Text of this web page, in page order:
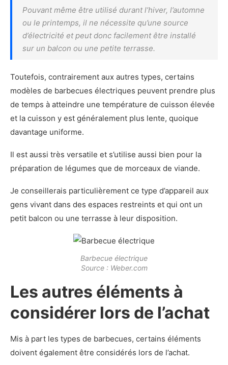
Pouvant même être utilisé durant l’hiver, l’automne
ou le printemps, il ne nécessite qu’une source
d’électricité et peut donc facilement être installé
sur un balcon ou une petite terrasse.
Toutefois, contrairement aux autres types, certains
modèles de barbecues électriques peuvent prendre plus
de temps à atteindre une température de cuisson élevée
et la cuisson y est généralement plus lente, quoique
davantage uniforme.
Il est aussi très versatile et s’utilise aussi bien pour la
préparation de légumes que de morceaux de viande.
Je conseillerais particulièrement ce type d’appareil aux
gens vivant dans des espaces restreints et qui ont un
petit balcon ou une terrasse à leur disposition.
Barbecue électrique
Source : Weber.com
Les autres éléments à
considérer lors de l’achat
Mis à part les types de barbecues, certains éléments
doivent également être considérés lors de l’achat.